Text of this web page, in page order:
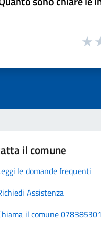
il comune
le domande frequenti
Assistenza
il comune 078385301